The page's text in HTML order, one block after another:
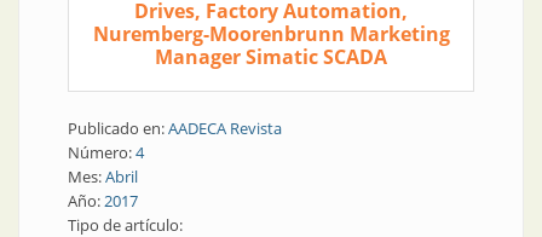
Drives, Factory Automation,
Nuremberg-Moorenbrunn Marketing
Manager Simatic SCADA
Publicado en:AADECA Revista
Número:4
Mes:Abril
Año:2017
Tipo de artículo: